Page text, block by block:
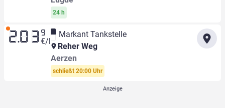
24 h
2.03 9
€/l
Markant Tankstelle
Reher Weg
Aerzen
schließt 20:00 Uhr